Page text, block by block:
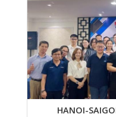
HANOI-